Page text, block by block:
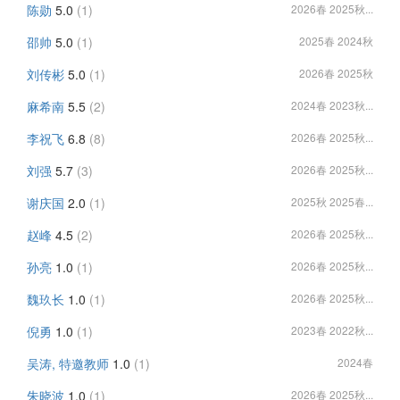
陈勋 5.0 (1) 2026春 2025秋...
邵帅 5.0 (1) 2025春 2024秋
刘传彬 5.0 (1) 2026春 2025秋
麻希南 5.5 (2) 2024春 2023秋...
李祝飞 6.8 (8) 2026春 2025秋...
刘强 5.7 (3) 2026春 2025秋...
谢庆国 2.0 (1) 2025秋 2025春...
赵峰 4.5 (2) 2026春 2025秋...
孙亮 1.0 (1) 2026春 2025秋...
魏玖长 1.0 (1) 2026春 2025秋...
倪勇 1.0 (1) 2023春 2022秋...
吴涛, 特邀教师 1.0 (1) 2024春
朱晓波 1.0 (1) 2026春 2025秋...